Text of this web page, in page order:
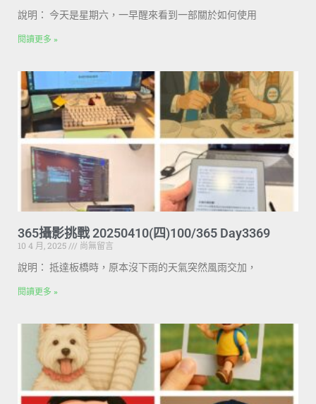
說明： 今天是星期六，一早醒來看到一部關於如何使用
閱讀更多 »
365攝影挑戰 20250410(四)100/365 Day3369
10 4 月, 2025
尚無留言
說明： 抵達板橋時，原本沒下雨的天氣突然風雨交加，
閱讀更多 »